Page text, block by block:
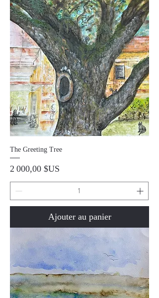
The Greeting Tree
Prix
2 000,00 $US
Ajouter au panier